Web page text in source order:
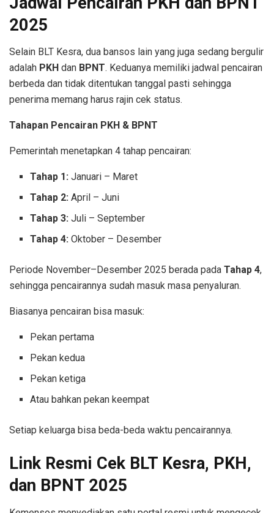
2025
Selain BLT Kesra, dua bansos lain yang juga sedang bergulir
adalah PKH dan BPNT. Keduanya memiliki jadwal pencairan
berbeda dan tidak ditentukan tanggal pasti sehingga
penerima memang harus rajin cek status.
Tahapan Pencairan PKH & BPNT
Pemerintah menetapkan 4 tahap pencairan:
Tahap 1: Januari – Maret
Tahap 2: April – Juni
Tahap 3: Juli – September
Tahap 4: Oktober – Desember
Periode November–Desember 2025 berada pada Tahap 4,
sehingga pencairannya sudah masuk masa penyaluran.
Biasanya pencairan bisa masuk:
Pekan pertama
Pekan kedua
Pekan ketiga
Atau bahkan pekan keempat
Setiap keluarga bisa beda-beda waktu pencairannya.
Link Resmi Cek BLT Kesra, PKH,
dan BPNT 2025